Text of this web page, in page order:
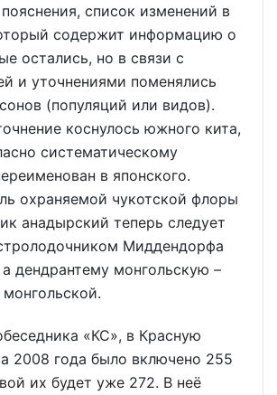
список изменений в
содержит информацию о
остались, но в связи с
и уточнениями поменялись
(популяций или видов).
коснулось южного кита,
систематическому
в японского.
охраняемой чукотской флоры
анадырский теперь следует
Миддендорфа
дендрантему монгольскую –
«КС», в Красную
2008 года было включено 255
их будет уже 272. В неё